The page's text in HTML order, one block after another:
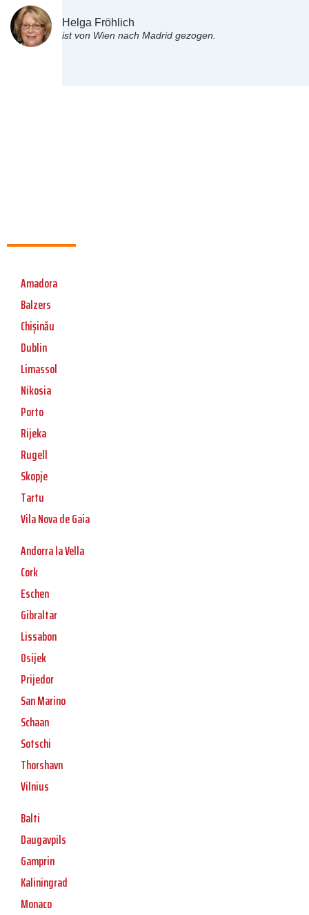
Helga Fröhlich
ist von Wien nach Madrid gezogen.
Amadora
Balzers
Chișinău
Dublin
Limassol
Nikosia
Porto
Rijeka
Rugell
Skopje
Tartu
Vila Nova de Gaia
Andorra la Vella
Cork
Eschen
Gibraltar
Lissabon
Osijek
Prijedor
San Marino
Schaan
Sotschi
Thorshavn
Vilnius
Balti
Daugavpils
Gamprin
Kaliningrad
Monaco